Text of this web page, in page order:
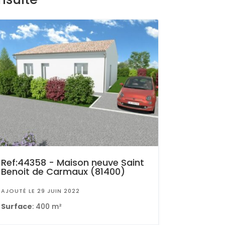
Ref:44358 - Maison neuve Saint
Benoit de Carmaux (81400)
AJOUTÉ LE 29 JUIN 2022
Surface: 400 m²